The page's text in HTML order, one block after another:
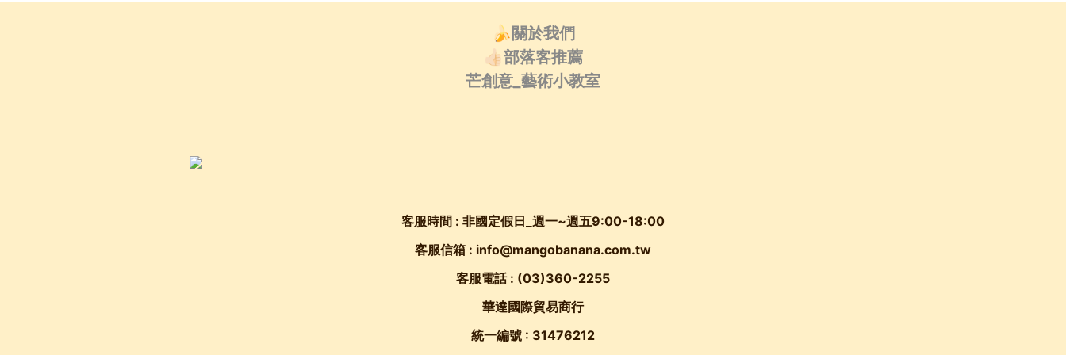
🍌關於我們
👍🏻部落客推薦
芒創意_藝術小教室
客服時間 : 非國定假日_週一~週五9:00-18:00
客服信箱 : info@mangobanana.com.tw
客服電話 : (03)360-2255
華達國際貿易商行
統一編號 : 31476212